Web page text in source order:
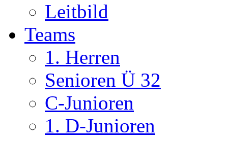
Leitbild
Teams
1. Herren
Senioren Ü 32
C-Junioren
1. D-Junioren